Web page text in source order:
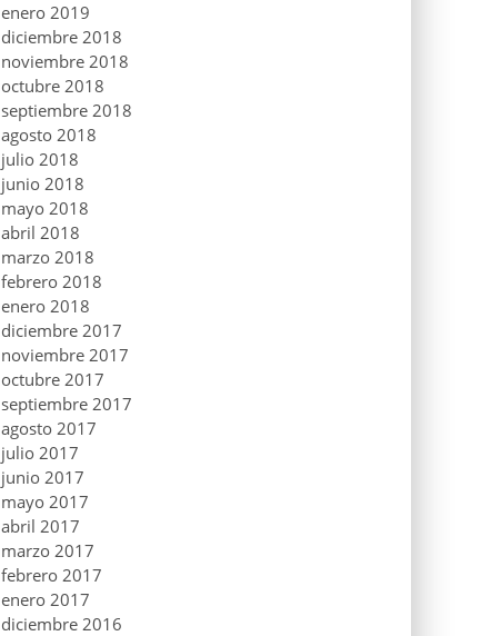
enero 2019
diciembre 2018
noviembre 2018
octubre 2018
septiembre 2018
agosto 2018
julio 2018
junio 2018
mayo 2018
abril 2018
marzo 2018
febrero 2018
enero 2018
diciembre 2017
noviembre 2017
octubre 2017
septiembre 2017
agosto 2017
julio 2017
junio 2017
mayo 2017
abril 2017
marzo 2017
febrero 2017
enero 2017
diciembre 2016